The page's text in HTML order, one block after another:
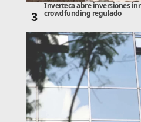
3
Inverteca abre inversiones
crowdfunding regulado